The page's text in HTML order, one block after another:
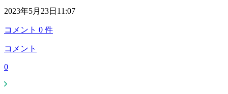
2023年5月23日11:07
コメント 0 件
コメント
0